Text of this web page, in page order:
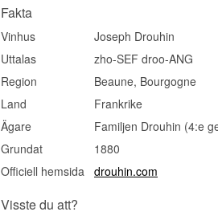
Fakta
Vinhus
Joseph Drouhin
Uttalas
zho-SEF droo-ANG
Region
Beaune, Bourgogne
Land
Frankrike
Ägare
Familjen Drouhin (4:e
Grundat
1880
Officiell hemsida
drouhin.com
Visste du att?